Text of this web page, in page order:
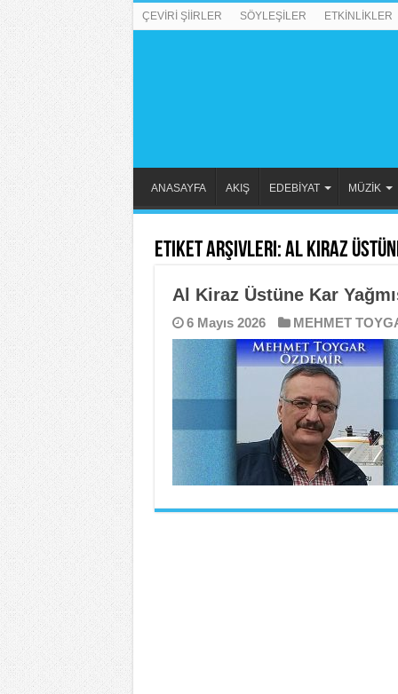
ÇEVİRİ ŞİİRLER SÖYLEŞİLER ETKİNLİKLER
ANASAYFA AKIŞ EDEBİYAT MÜZİK
Etiket Arşivleri:Al Kiraz
Al Kiraz Üstüne Kar
6 Mayıs 2026 MEHMET